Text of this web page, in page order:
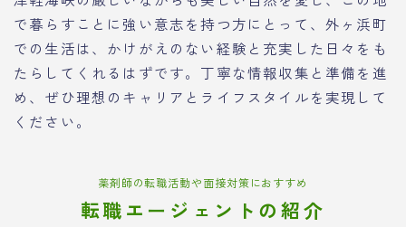
で暮らすことに強い意志を持つ方にとって、外ヶ浜町
での生活は、かけがえのない経験と充実した日々をも
たらしてくれるはずです。丁寧な情報収集と準備を進
め、ぜひ理想のキャリアとライフスタイルを実現して
ください。
薬剤師の転職活動や面接対策におすすめ
転職エージェントの紹介